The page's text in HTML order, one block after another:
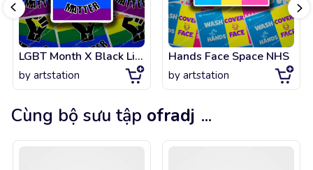
LGBT Month X Black Lives Matter
by artstation
Hands Face Space NHS
by artstation
Cùng bộ sưu tập ofradj ...